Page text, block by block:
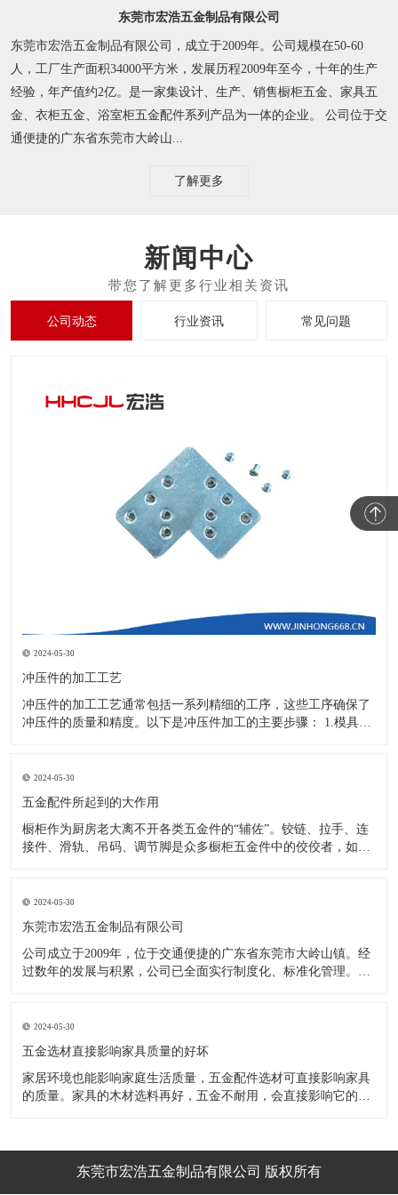
东莞市宏浩五金制品有限公司
东莞市宏浩五金制品有限公司，成立于2009年。公司规模在50-60
人，工厂生产面积34000平方米，发展历程2009年至今，十年的生产
经验，年产值约2亿。是一家集设计、生产、销售橱柜五金、家具五
金、衣柜五金、浴室柜五金配件系列产品为一体的企业。 公司位于交
通便捷的广东省东莞市大岭山...
了解更多
新闻中心
公司动态 行业资讯 常见问题
2024-05-30
冲压件的加工工艺
冲压件的加工工艺通常包括一系列精细的工序，这些工序确保了
冲压件的质量和精度。以下是冲压件加工的主要步骤： 1.模具设
开料与落料：在图纸上标注尺寸后，根据图纸要求选择合适的板
材。然
2024-05-30
五金配件所起到的大作用
橱柜作为厨房老大离不开各类五金件的“辅佐”。铰链、拉手、连
接件、滑轨、吊码、调节脚是众多橱柜五金件中的佼佼者，如果
调节脚，橱柜就像得了“软骨症”，站都站不直……五花八门的橱
柜五金件好
2024-05-30
东莞市宏浩五金制品有限公司
公司成立于2009年，位于交通便捷的广东省东莞市大岭山镇。经
过数年的发展与积累，公司已全面实行制度化、标准化管理。从
的改造创新，设计制造了一系列更加新颖、美观、更具时代潮流
的新
2024-05-30
五金选材直接影响家具质量的好坏
家居环境也能影响家庭生活质量，五金配件选材可直接影响家具
的质量。家具的木材选料再好，五金不耐用，会直接影响它的使
金、铝合金等。不同五金的加工工艺不同：钳工、表面涂覆处
理、焊接、机械加东莞市宏浩五金制品有限公司 版权所有